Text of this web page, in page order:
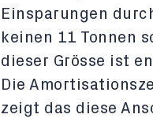
Einsparungen
keinen 11 Tonnen
dieser Grösse ist
Die
zeigt das diese